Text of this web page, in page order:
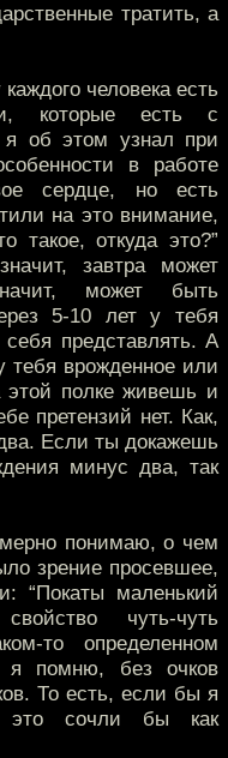
тратить, а
человека есть
которые есть с
об этом узнал при
в работе
сердце, но есть
на это внимание,
такое, откуда это?”
завтра может
может быть
5-10 лет у тебя
представлять. А
тебя врожденное или
этой полке живешь и
претензий нет. Как,
Если ты докажешь
минус два, так
понимаю, о чем
зрение просевшее,
“Покаты маленький
чуть-чуть
то определенном
я помню, без очков
То есть, если бы я
это сочли бы как